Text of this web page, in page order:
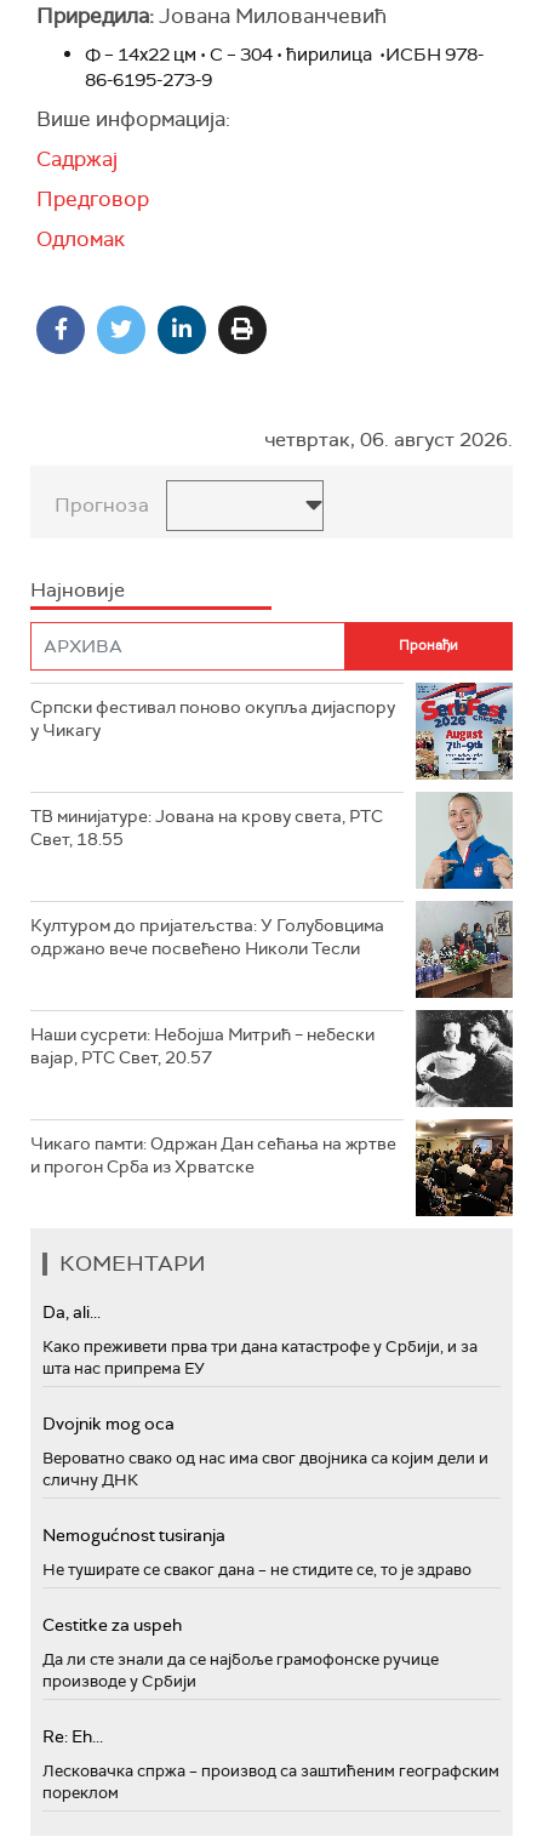
Приредила:Јована Милованчевић
Ф – 14х22 цм • С – 304 • ћирилица •ИСБН 978-
86-6195-273-9
Више информација:
Садржај
Предговор
Одломак
четвртак, 06. август 2026.
Прогноза
Најновије
Српски фестивал поново окупља дијаспору
у Чикагу
ТВ минијатуре: Јована на крову света, РТС
Свет, 18.55
Културом до пријатељства: У Голубовцима
одржано вече посвећено Николи Тесли
Наши сусрети: Небојша Митрић – небески
вајар, РТС Свет, 20.57
Чикаго памти: Одржан Дан сећања на жртве
и прогон Срба из Хрватске
КОМЕНТАРИ
Da, ali...
Како преживети прва три дана катастрофе у Србији, и за
шта нас припрема ЕУ
Dvojnik mog oca
Вероватно свако од нас има свог двојника са којим дели и
сличну ДНК
Nemogućnost tusiranja
Не туширате се сваког дана – не стидите се, то је здраво
Cestitke za uspeh
Да ли сте знали да се најбоље грамофонске ручице
производе у Србији
Re: Eh...
Лесковачка спржа – производ са заштићеним географским
пореклом